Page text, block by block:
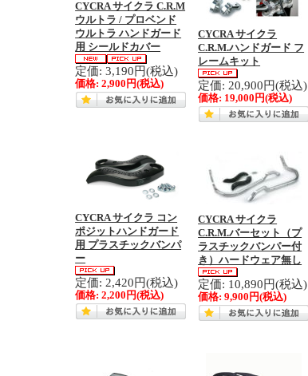
CYCRA サイクラ C.R.M
ウルトラ / プロベンド
ウルトラ ハンドガード
用 シールドカバー
定価: 3,190円(税込)
価格:2,900円(税込)
CYCRA サイクラ
C.R.M.ハンドガード フ
レームキット
定価: 20,900円(税込)
価格: 19,000円(税込)
CYCRA サイクラ コン
ポジットハンドガード
用 プラスチックバンパ
ー
定価: 2,420円(税込)
価格:2,200円(税込)
CYCRA サイクラ
C.R.M.バーセット（プ
ラスチックバンパー付
き）ハードウェア無し
定価: 10,890円(税込)
価格:9,900円(税込)